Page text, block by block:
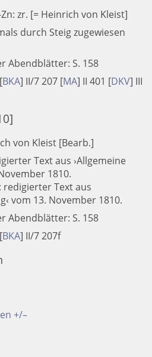
zr. [= Heinrich von Kleist]
durch Steig zugewiesen
Abendblätter: S. 158
[BKA] II/7 207 [MA] II 401 [DKV] III
von Kleist [Bearb.]
Text aus ›Allgemeine
1810.
redigierter Text aus
vom 13. November 1810.
Abendblätter: S. 158
[BKA] II/7 207f
+/–